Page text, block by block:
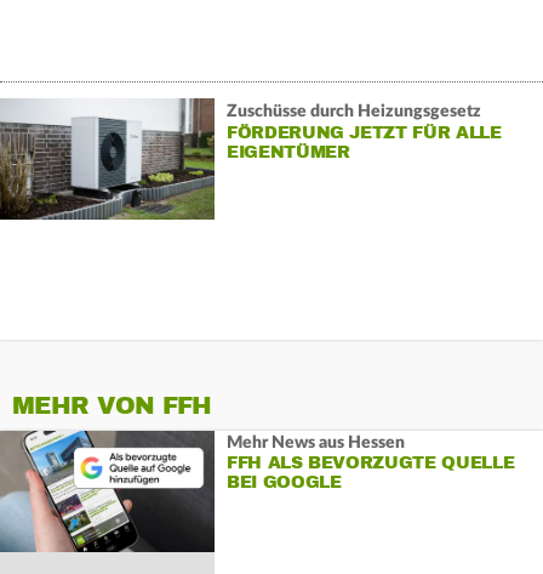
Zuschüsse durch Heizungsgesetz
FÖRDERUNG JETZT FÜR ALLE
EIGENTÜMER
MEHR VON FFH
Mehr News aus Hessen
FFH ALS BEVORZUGTE QUELLE
BEI GOOGLE